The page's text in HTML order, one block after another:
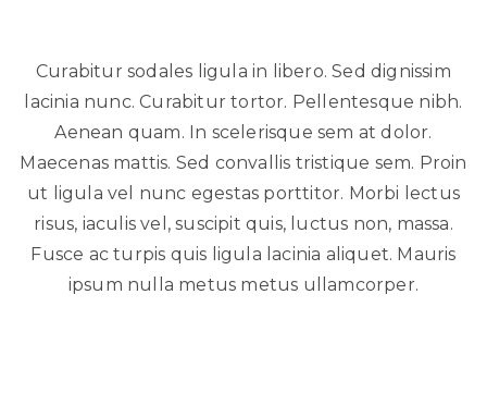
Curabitur sodales ligula in libero. Sed dignissim
lacinia nunc. Curabitur tortor. Pellentesque nibh.
Aenean quam. In scelerisque sem at dolor.
Maecenas mattis. Sed convallis tristique sem. Proin
ut ligula vel nunc egestas porttitor. Morbi lectus
risus, iaculis vel, suscipit quis, luctus non, massa.
Fusce ac turpis quis ligula lacinia aliquet. Mauris
ipsum nulla metus metus ullamcorper.